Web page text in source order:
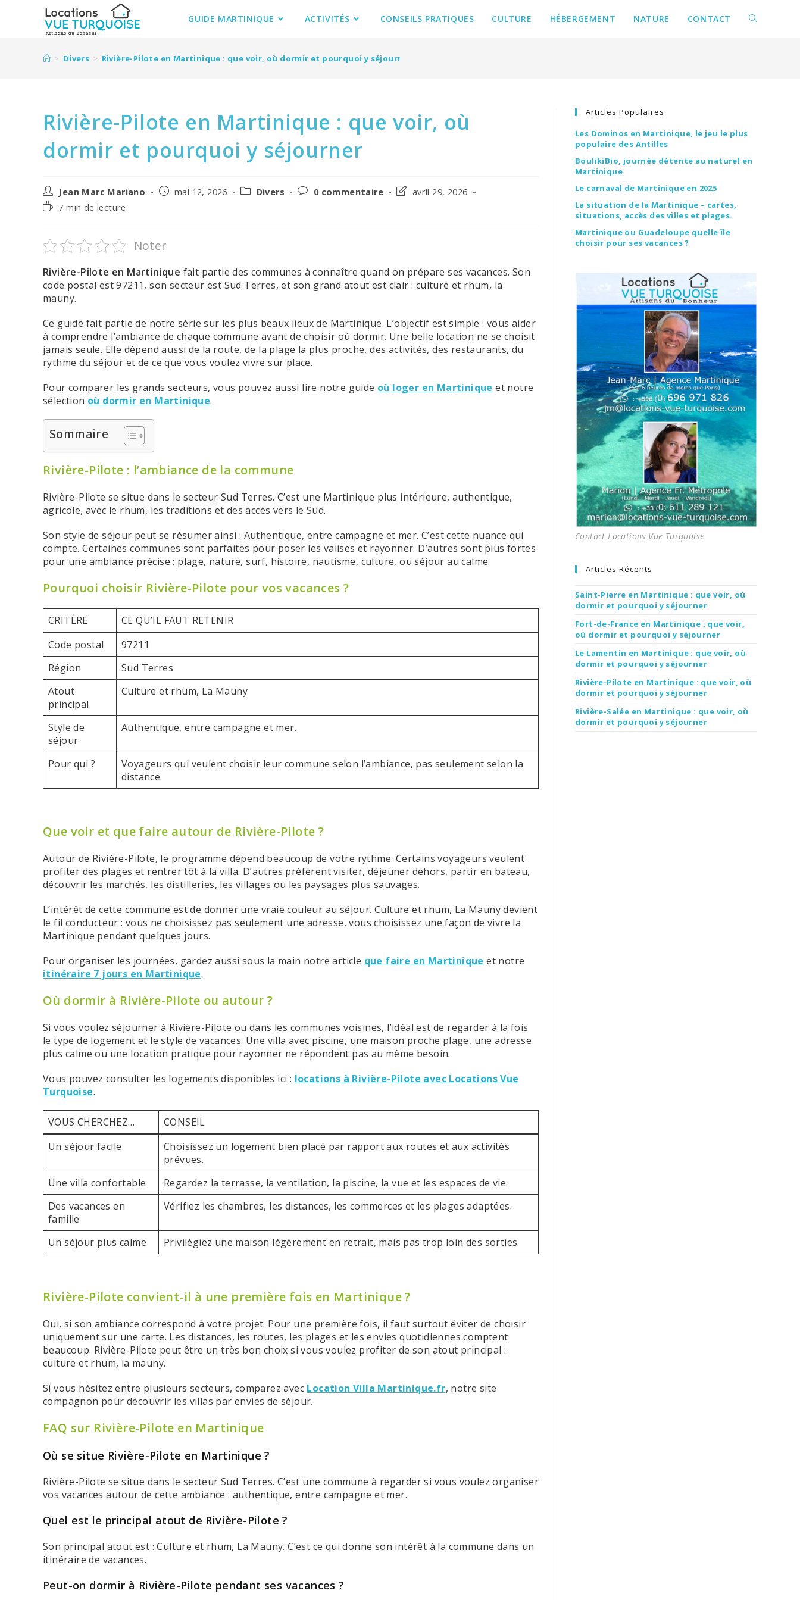
GUIDE MARTINIQUE ACTIVITÉS CONSEILS PRATIQUES CULTURE HÉBERGEMENT NATURE CONTACT
> Divers > Rivière-Pilote en Martinique : que voir, où dormir et pourquoi y séjourner
Rivière-Pilote en Martinique : que voir, où
dormir et pourquoi y séjourner
Auteur/autrice
de
Jean Marc Mariano
Postmai 12, 2026
PostDivers
Post0 commentaire
Postavril 29, 2026
Temps7 min de lecture
Noter
Rivière-Pilote en Martinique fait partie des communes à connaître quand on prépare ses vacances. Son
code postal est 97211, son secteur est Sud Terres, et son grand atout est clair : culture et rhum, la
mauny.
Ce guide fait partie de notre série sur les plus beaux lieux de Martinique. L’objectif est simple : vous aider
à comprendre l’ambiance de chaque commune avant de choisir où dormir. Une belle location ne se choisit
jamais seule. Elle dépend aussi de la route, de la plage la plus proche, des activités, des restaurants, du
rythme du séjour et de ce que vous voulez vivre sur place.
Pour comparer les grands secteurs, vous pouvez aussi lire notre guide où loger en Martinique et notre
sélection où dormir en Martinique.
Sommaire
Rivière-Pilote : l’ambiance de la commune
Rivière-Pilote se situe dans le secteur Sud Terres. C’est une Martinique plus intérieure, authentique,
agricole, avec le rhum, les traditions et des accès vers le Sud.
Son style de séjour peut se résumer ainsi : Authentique, entre campagne et mer. C’est cette nuance qui
compte. Certaines communes sont parfaites pour poser les valises et rayonner. D’autres sont plus fortes
pour une ambiance précise : plage, nature, surf, histoire, nautisme, culture, ou séjour au calme.
Pourquoi choisir Rivière-Pilote pour vos vacances ?
CRITÈRE
CE QU’IL FAUT RETENIR
Code postal
97211
Région
Sud Terres
Atout
principal
Culture et rhum, La Mauny
Style de
séjour
Authentique, entre campagne et mer.
Pour qui ?
Voyageurs qui veulent choisir leur commune selon l’ambiance, pas seulement selon la
distance.
Que voir et que faire autour de Rivière-Pilote ?
Autour de Rivière-Pilote, le programme dépend beaucoup de votre rythme. Certains voyageurs veulent
profiter des plages et rentrer tôt à la villa. D’autres préfèrent visiter, déjeuner dehors, partir en bateau,
découvrir les marchés, les distilleries, les villages ou les paysages plus sauvages.
L’intérêt de cette commune est de donner une vraie couleur au séjour. Culture et rhum, La Mauny devient
le fil conducteur : vous ne choisissez pas seulement une adresse, vous choisissez une façon de vivre la
Martinique pendant quelques jours.
Pour organiser les journées, gardez aussi sous la main notre article que faire en Martinique et notre
itinéraire 7 jours en Martinique.
Où dormir à Rivière-Pilote ou autour ?
Si vous voulez séjourner à Rivière-Pilote ou dans les communes voisines, l’idéal est de regarder à la fois
le type de logement et le style de vacances. Une villa avec piscine, une maison proche plage, une adresse
plus calme ou une location pratique pour rayonner ne répondent pas au même besoin.
Vous pouvez consulter les logements disponibles ici : locations à Rivière-Pilote avec Locations Vue
Turquoise.
VOUS CHERCHEZ…
CONSEIL
Un séjour facile
Choisissez un logement bien placé par rapport aux routes et aux activités
prévues.
Une villa confortable
Regardez la terrasse, la ventilation, la piscine, la vue et les espaces de vie.
Des vacances en
famille
Vérifiez les chambres, les distances, les commerces et les plages adaptées.
Un séjour plus calme Privilégiez une maison légèrement en retrait, mais pas trop loin des sorties.
Rivière-Pilote convient-il à une première fois en Martinique ?
Oui, si son ambiance correspond à votre projet. Pour une première fois, il faut surtout éviter de choisir
uniquement sur une carte. Les distances, les routes, les plages et les envies quotidiennes comptent
beaucoup. Rivière-Pilote peut être un très bon choix si vous voulez profiter de son atout principal :
culture et rhum, la mauny.
Si vous hésitez entre plusieurs secteurs, comparez avec Location Villa Martinique.fr, notre site
compagnon pour découvrir les villas par envies de séjour.
FAQ sur Rivière-Pilote en Martinique
Où se situe Rivière-Pilote en Martinique ?
Rivière-Pilote se situe dans le secteur Sud Terres. C’est une commune à regarder si vous voulez organiser
vos vacances autour de cette ambiance : authentique, entre campagne et mer.
Quel est le principal atout de Rivière-Pilote ?
Son principal atout est : Culture et rhum, La Mauny. C’est ce qui donne son intérêt à la commune dans un
itinéraire de vacances.
Peut-on dormir à Rivière-Pilote pendant ses vacances ?
Articles Populaires
Les Dominos en Martinique, le jeu le plus
populaire des Antilles
BoulikiBio, journée détente au naturel en
Martinique
Le carnaval de Martinique en 2025
La situation de la Martinique – cartes,
situations, accès des villes et plages.
Martinique ou Guadeloupe quelle île
choisir pour ses vacances ?
Contact Locations Vue Turquoise
Articles Récents
Saint-Pierre en Martinique : que voir, où
dormir et pourquoi y séjourner
Fort-de-France en Martinique : que voir,
où dormir et pourquoi y séjourner
Le Lamentin en Martinique : que voir, où
dormir et pourquoi y séjourner
Rivière-Pilote en Martinique : que voir, où
dormir et pourquoi y séjourner
Rivière-Salée en Martinique : que voir, où
dormir et pourquoi y séjourner